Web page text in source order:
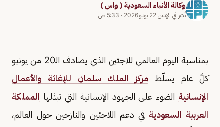
وكالة الأنباء السعودية ( واس )
نُشر في الإثنين 22 يونيو 2026 · 5:33 ص
بمناسبة اليوم العالمي للاجئين الذي يصادف الـ20 من يونيو
كلَّ عام يسلّط مركز الملك سلمان للإغاثة والأعمال
الإنسانية الضوء على الجهود الإنسانية التي تبذلها المملكة
العربية السعودية في دعم اللاجئين والنازحين حول العالم،